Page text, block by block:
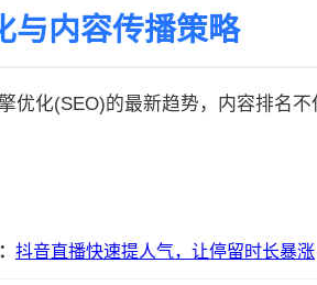
与内容传播策略
优化(SEO)的最新趋势，内容排名
： 抖音直播快速提人气，让停留时长暴涨